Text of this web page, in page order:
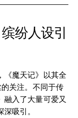
纷人设引
《魔天记》以其全
关注。不同于传
融入了大量可爱又
吸引。